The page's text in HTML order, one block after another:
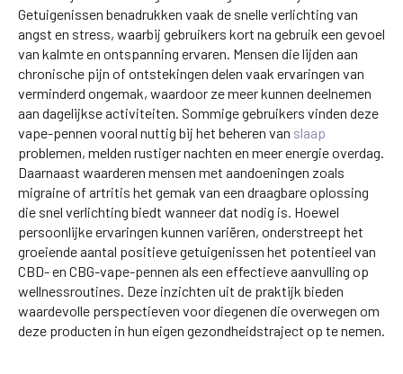
Getuigenissen benadrukken vaak de snelle verlichting van
angst en stress, waarbij gebruikers kort na gebruik een gevoel
van kalmte en ontspanning ervaren. Mensen die lijden aan
chronische pijn of ontstekingen delen vaak ervaringen van
verminderd ongemak, waardoor ze meer kunnen deelnemen
aan dagelijkse activiteiten. Sommige gebruikers vinden deze
vape-pennen vooral nuttig bij het beheren van slaap
problemen, melden rustiger nachten en meer energie overdag.
Daarnaast waarderen mensen met aandoeningen zoals
migraine of artritis het gemak van een draagbare oplossing
die snel verlichting biedt wanneer dat nodig is. Hoewel
persoonlijke ervaringen kunnen variëren, onderstreept het
groeiende aantal positieve getuigenissen het potentieel van
CBD- en CBG-vape-pennen als een effectieve aanvulling op
wellnessroutines. Deze inzichten uit de praktijk bieden
waardevolle perspectieven voor diegenen die overwegen om
deze producten in hun eigen gezondheidstraject op te nemen.